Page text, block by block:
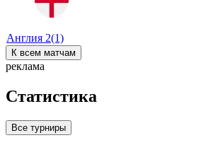
Англия 2(1)
К всем матчам
реклама
Статистика
Все турниры